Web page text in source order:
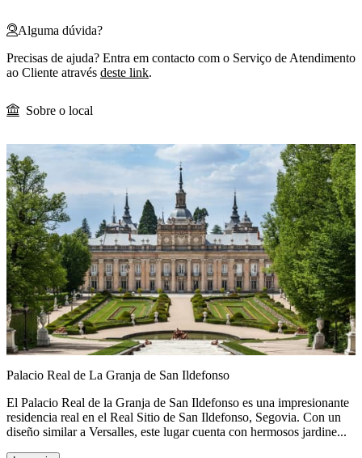
Alguma dúvida?
Precisas de ajuda? Entra em contacto com o Serviço de Atendimento
ao Cliente através deste link.
Sobre o local
Palacio Real de La Granja de San Ildefonso
El Palacio Real de la Granja de San Ildefonso es una impresionante
residencia real en el Real Sitio de San Ildefonso, Segovia. Con un
diseño similar a Versalles, este lugar cuenta con hermosos jardine...